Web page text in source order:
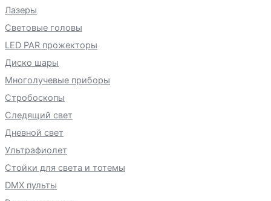
Лазеры
Световые головы
LED PAR прожекторы
Диско шары
Многолучевые приборы
Стробоскопы
Следящий свет
Дневной свет
Ультрафиолет
Стойки для света и тотемы
DMX пульты